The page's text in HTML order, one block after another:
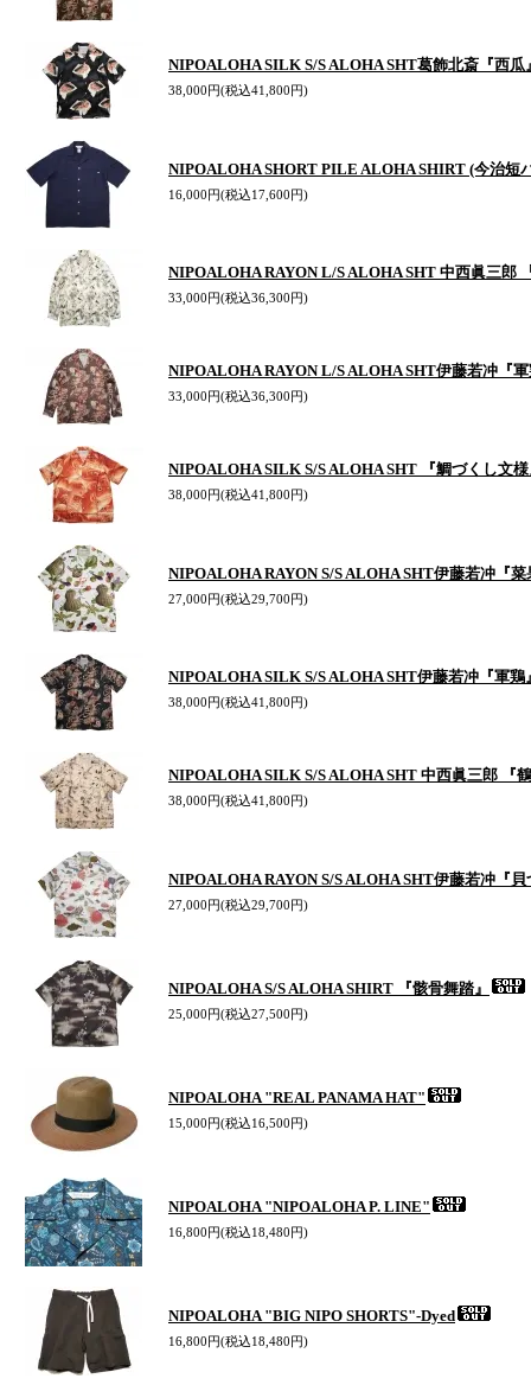
NIPOALOHA SILK S/S ALOHA SHT葛飾北斎『西瓜
38,000円(税込41,800円)
NIPOALOHA SHORT PILE ALOHA SHIRT (今治短
16,000円(税込17,600円)
NIPOALOHA RAYON L/S ALOHA SHT 中西眞三郎
33,000円(税込36,300円)
NIPOALOHA RAYON L/S ALOHA SHT伊藤若冲『
33,000円(税込36,300円)
NIPOALOHA SILK S/S ALOHA SHT 『鯛づくし文
38,000円(税込41,800円)
NIPOALOHA RAYON S/S ALOHA SHT伊藤若冲『菜
27,000円(税込29,700円)
NIPOALOHA SILK S/S ALOHA SHT伊藤若冲『軍鶏
38,000円(税込41,800円)
NIPOALOHA SILK S/S ALOHA SHT 中西眞三郎 『
38,000円(税込41,800円)
NIPOALOHA RAYON S/S ALOHA SHT伊藤若冲『貝
27,000円(税込29,700円)
NIPOALOHA S/S ALOHA SHIRT 『骸骨舞踏』
25,000円(税込27,500円)
NIPOALOHA "REAL PANAMA HAT"
15,000円(税込16,500円)
NIPOALOHA "NIPOALOHA P. LINE"
16,800円(税込18,480円)
NIPOALOHA "BIG NIPO SHORTS"-Dyed
16,800円(税込18,480円)